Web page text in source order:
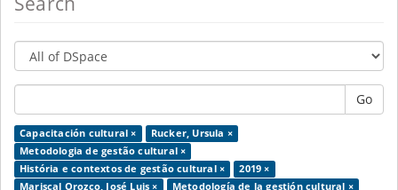
Go
Capacitación cultural ×
Rucker, Ursula ×
Metodologia de gestão cultural ×
História e contextos de gestão cultural ×
2019 ×
Mariscal Orozco, José Luis ×
Metodología de la gestión cultural ×